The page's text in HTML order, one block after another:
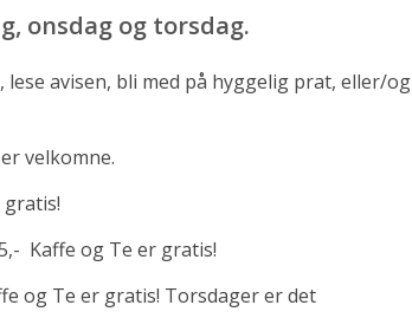
onsdag og torsdag.
avisen, bli med på hyggelig prat, eller/og
velkomne.
Kaffe og Te er gratis!
og Te er gratis! Torsdager er det